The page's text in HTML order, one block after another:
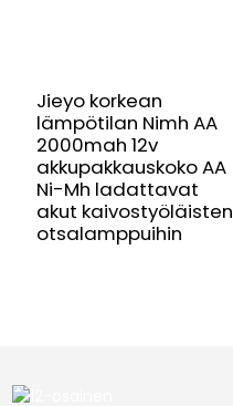
Jieyo korkean
lämpötilan Nimh AA
2000mah 12v
akkupakkauskoko AA
Ni-Mh ladattavat
akut kaivostyöläisten
otsalamppuihin